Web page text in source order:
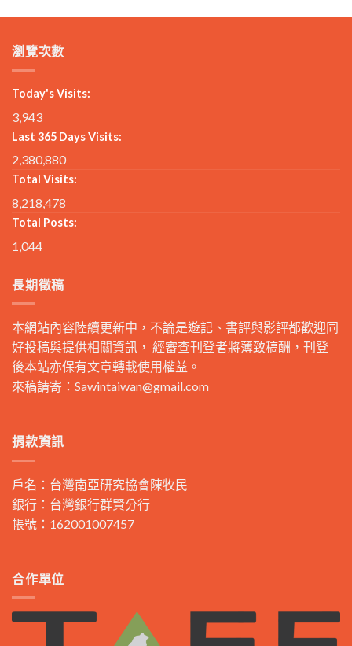
瀏覽次數
Today's Visits:
3,943
Last 365 Days Visits:
2,380,880
Total Visits:
8,218,478
Total Posts:
1,044
長期徵稿
本網站內容陸續更新中，不論是遊記、書評與影評都歡迎同
好投稿與提供相關資訊， 經審查刊登者將薄致稿酬，刊登
後本站亦保有文章轉載使用權益。
來稿請寄： Sawintaiwan@gmail.com
捐款資訊
戶名：台灣南亞研究協會陳牧民
銀行：台灣銀行群賢分行
帳號：162001007457
合作單位